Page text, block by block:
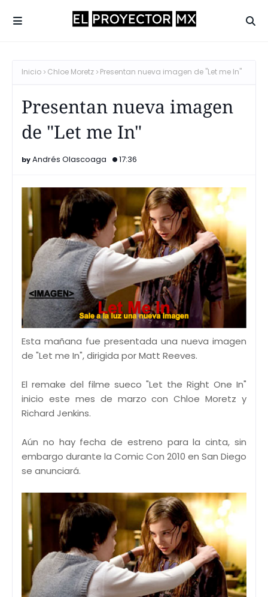
Inicio Chloe Moretz Presentan nueva imagen de "Let me In"
Presentan nueva imagen
de "Let me In"
Andrés Olascoaga 17:36
Esta mañana fue presentada una nueva imagen
de "Let me In", dirigida por Matt Reeves.
El remake del filme sueco "Let the Right One In"
inicio este mes de marzo con Chloe Moretz y
Richard Jenkins.
Aún no hay fecha de estreno para la cinta, sin
embargo durante la Comic Con 2010 en San Diego
se anunciará.